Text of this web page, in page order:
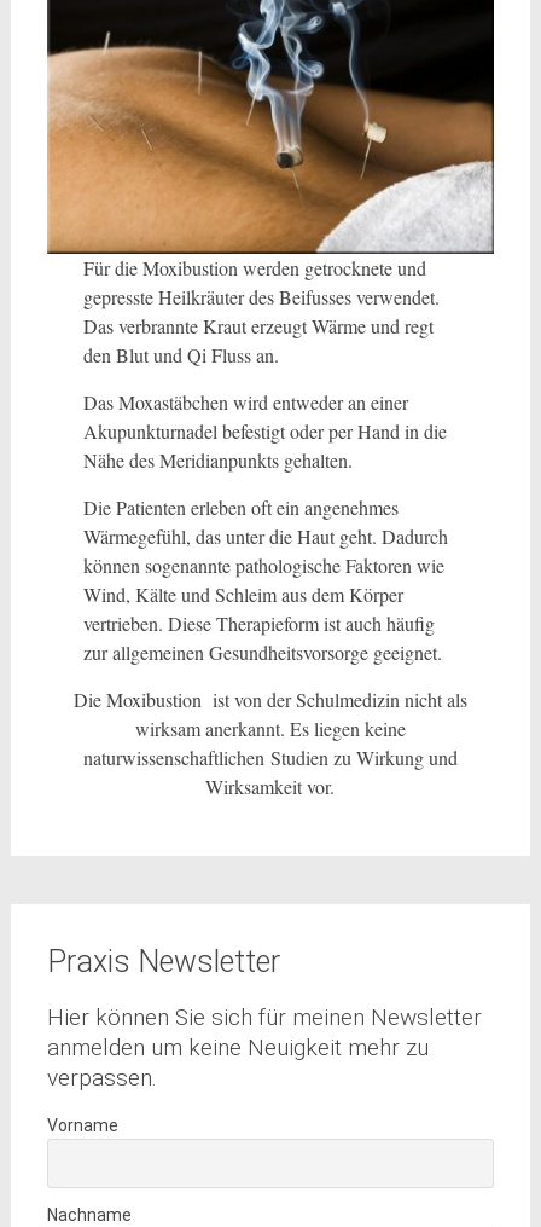
Für die Moxibustion werden getrocknete und
gepresste Heilkräuter des Beifusses verwendet.
Das verbrannte Kraut erzeugt Wärme und regt
den Blut­ und Qi­ Fluss an.
Das Moxastäbchen wird entweder an einer
Akupunkturnadel befestigt oder per Hand in die
Nähe des Meridianpunkts gehalten.
Die Patienten erleben oft ein angenehmes
Wärmegefühl, das unter die Haut geht. Dadurch
können sogenannte pathologische Faktoren wie
Wind, Kälte und Schleim aus dem Körper
vertrieben. Diese Therapieform ist auch häufig
zur allgemeinen Gesundheitsvorsorge geeignet.
Die Moxibustion ist von der Schulmedizin nicht als
wirksam anerkannt. Es liegen keine
naturwissenschaftlichen Studien zu Wirkung und
Wirksamkeit vor.
Praxis Newsletter
Hier können Sie sich für meinen Newsletter
anmelden um keine Neuigkeit mehr zu
verpassen.
Vorname
Nachname